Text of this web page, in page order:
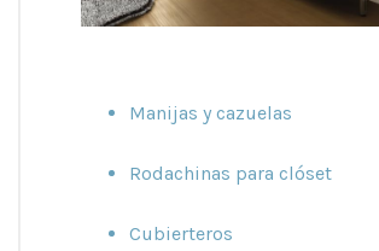
Manijas y cazuelas
Rodachinas para clóset
Cubierteros